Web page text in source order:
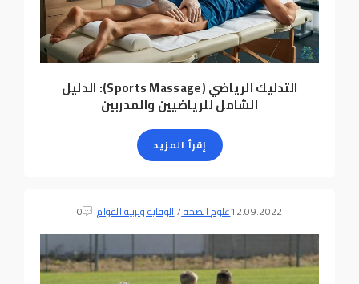
التدليك الرياضي (Sports Massage): الدليل
الشامل للرياضيين والمدربين
إقرأ المزيد
12.09.2022علوم الصحة/الوقاية وتربية القوام 0